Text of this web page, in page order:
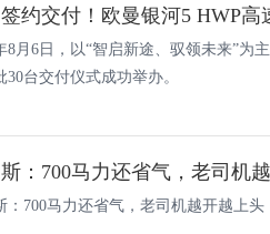
约交付！欧曼银河5 HWP
8月6日，以“智启新途、驭领未来”为
30台交付仪式成功举办。
：700马力还省气，老司机
：700马力还省气，老司机越开越上头